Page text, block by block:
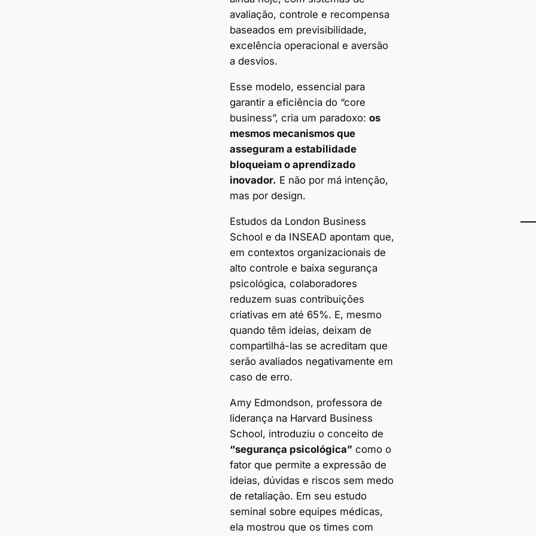
avaliação, controle e recompensa
baseados em previsibilidade,
excelência operacional e aversão
a desvios.
Esse modelo, essencial para
garantir a eficiência do “core
business”, cria um paradoxo: os
mesmos mecanismos que
asseguram a estabilidade
bloqueiam o aprendizado
inovador. E não por má intenção,
mas por design.
Estudos da London Business
School e da INSEAD apontam que,
em contextos organizacionais de
alto controle e baixa segurança
psicológica, colaboradores
reduzem suas contribuições
criativas em até 65%. E, mesmo
quando têm ideias, deixam de
compartilhá-las se acreditam que
serão avaliados negativamente em
caso de erro.
Amy Edmondson, professora de
liderança na Harvard Business
School, introduziu o conceito de
“segurança psicológica” como o
fator que permite a expressão de
ideias, dúvidas e riscos sem medo
de retaliação. Em seu estudo
seminal sobre equipes médicas,
ela mostrou que os times com